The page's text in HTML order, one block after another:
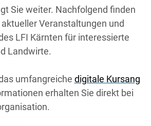
Sie weiter. Nachfolgend finden
Veranstaltungen und
LFI Kärnten für interessierte
Landwirte.
umfangreiche digitale Kursang
erhalten Sie direkt bei